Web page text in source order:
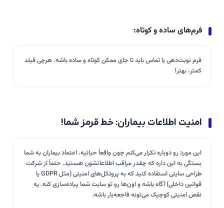
فرم‌های ساده و کوتاه:
فرم نوبت‌دهی یا تماس باید تا جای ممکن کوتاه و ساده باشه. هرچی فیلد
کمتر، بهتر!
امنیت اطلاعات بیماران: خط قرمز شما!
این مورد رو دوباره تکرار می‌کنم چون واقعاً حیاتیه. اعتماد بیماران به شما
بستگی به این داره که چقدر مراقب اطلاعاتشون هستید. حتماً از شرکت
طراحی سایتی استفاده کنید که به پروتکل‌های امنیتی (مثل GDPR یا
قوانین داخلی) آگاه باشه و اون‌ها رو تو سایت شما پیاده‌سازی کنه. یه
نقص امنیتی کوچیک می‌تونه فاجعه‌بار باشه.